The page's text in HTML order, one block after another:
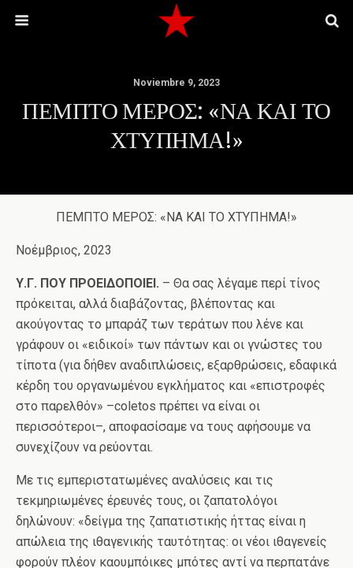
Noviembre 9, 2023
ΠΕΜΠΤΟ ΜΕΡΟΣ: «ΝΑ ΚΑΙ ΤΟ
ΧΤΥΠΗΜΑ!»
ΠΕΜΠΤΟ ΜΕΡΟΣ: «ΝΑ ΚΑΙ ΤΟ ΧΤΥΠΗΜΑ!»
Νοέμβριος, 2023
Υ.Γ. ΠΟΥ ΠΡΟΕΙΔΟΠΟΙΕΙ. – Θα σας λέγαμε περί τίνος
πρόκειται, αλλά διαβάζοντας, βλέποντας και
ακούγοντας το μπαράζ των τεράτων που λένε και
γράφουν οι «ειδικοί» των πάντων και οι γνώστες του
τίποτα (για δήθεν αναδιπλώσεις, εξαρθρώσεις, εδαφικά
κέρδη του οργανωμένου εγκλήματος και «επιστροφές
στο παρελθόν» –coletos πρέπει να είναι οι
περισσότεροι–, αποφασίσαμε να τους αφήσουμε να
συνεχίζουν να ρεύονται.
Με τις εμπεριστατωμένες αναλύσεις και τις
τεκμηριωμένες έρευνές τους, οι ζαπατολόγοι
δηλώνουν: «δείγμα της ζαπατιστικής ήττας είναι η
απώλεια της ιθαγενικής ταυτότητας: οι νέοι ιθαγενείς
φορούν πλέον καουμπόικες μπότες αντί να περπατάνε